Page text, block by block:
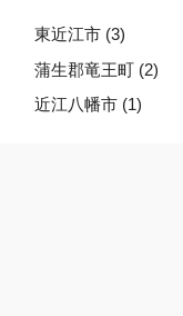
東近江市 (3)
蒲生郡竜王町 (2)
近江八幡市 (1)